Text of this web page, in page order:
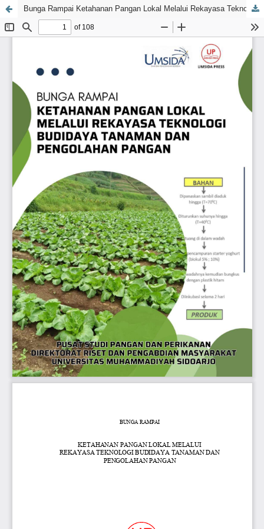
Bunga Rampai Ketahanan Pangan Lokal Melalui Rekayasa Teknologi Budidaya Tanaman dan Pengolahan Pangan